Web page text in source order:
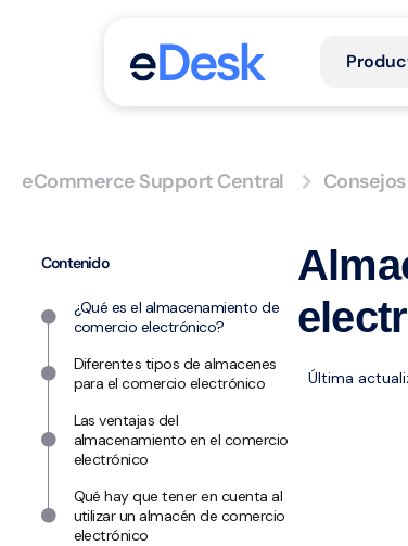
eCommerce Support Central
Contenido
¿Qué es el almacenamiento de
comercio electrónico?
Diferentes tipos de almacenes
para el comercio electrónico
Las ventajas del
almacenamiento en el comercio
electrónico
Qué hay que tener en cuenta al
utilizar un almacén de comercio
electrónico
Última